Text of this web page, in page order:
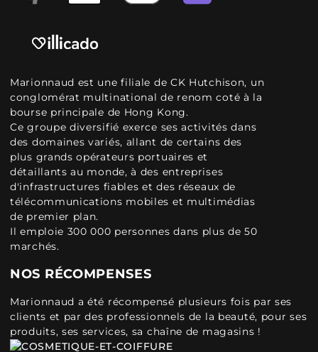
Marionnaud est une filiale de CK Hutchison, un
conglomérat multinational de renom coté à la
bourse principale de Hong Kong.
Ce groupe diversifié exerce ses activités dans
des domaines variés, allant de certains des
plus grands opérateurs portuaires et
détaillants au monde, à des entreprises
d'infrastructures fiables et des réseaux de
télécommunications mobiles et multimédias
de premier plan.
Il emploie 300 000 personnes dans plus de 50
marchés.
NOS RÉCOMPENSES
Marionnaud a été récompensé plusieurs fois par ses
clients et par des professionnels de la beauté, pour ses
produits, ses services, sa chaîne de magasins !